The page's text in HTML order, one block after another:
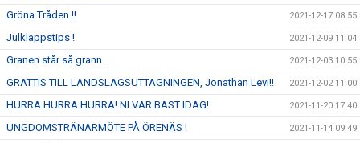
Gröna Tråden !! 2021-12-17 08:55
Julklappstips ! 2021-12-09 11:04
Granen står så grann.. 2021-12-03 10:55
GRATTIS TILL LANDSLAGSUTTAGNINGEN, Jonathan Levi!! 2021-12-02 11:00
HURRA HURRA HURRA! NI VAR BÄST IDAG! 2021-11-20 17:40
UNGDOMSTRÄNARMÖTE PÅ ÖRENÄS ! 2021-11-14 09:49